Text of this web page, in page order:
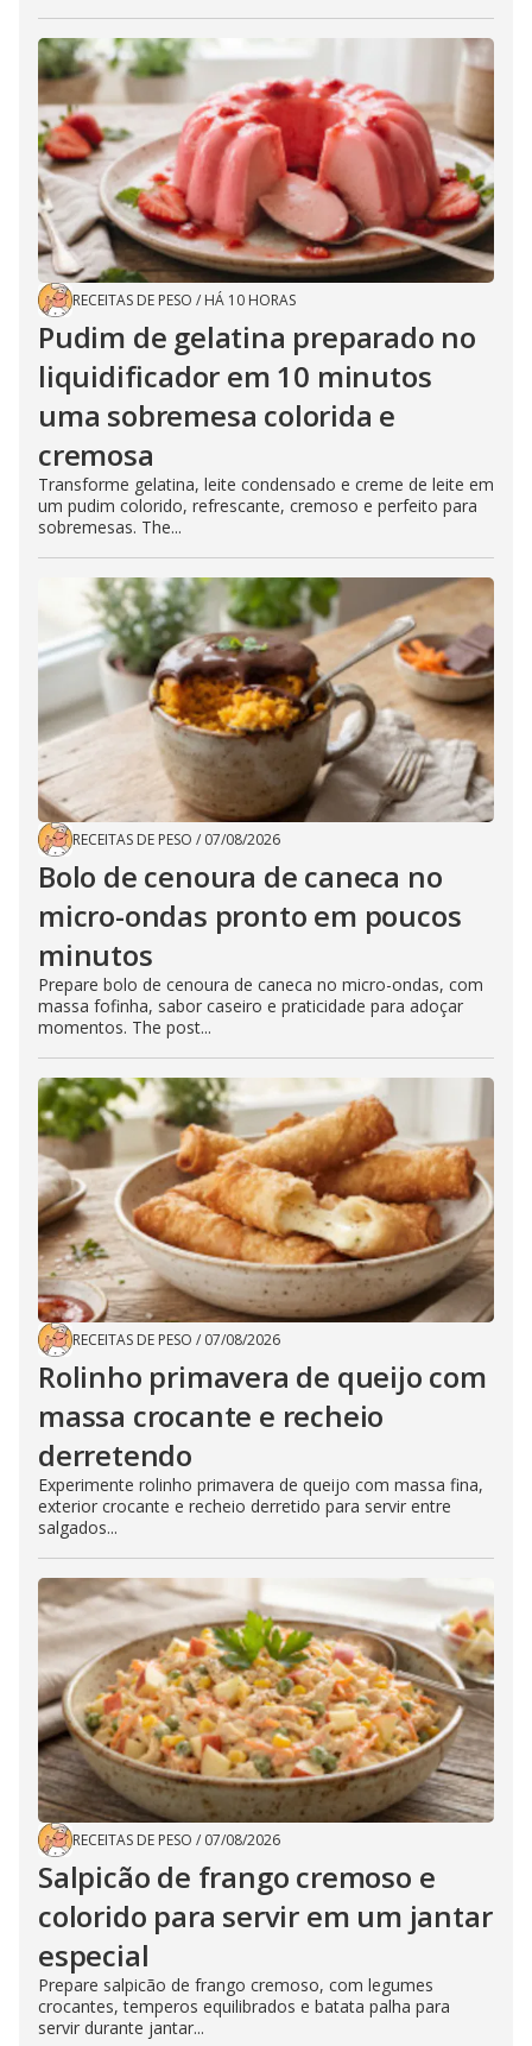
RECEITAS DE PESO / HÁ 10 HORAS
Pudim de gelatina preparado no
liquidificador em 10 minutos
uma sobremesa colorida e
cremosa
Transforme gelatina, leite condensado e creme de leite em
um pudim colorido, refrescante, cremoso e perfeito para
sobremesas. The...
RECEITAS DE PESO / 07/08/2026
Bolo de cenoura de caneca no
micro-ondas pronto em poucos
minutos
Prepare bolo de cenoura de caneca no micro-ondas, com
massa fofinha, sabor caseiro e praticidade para adoçar
momentos. The post...
RECEITAS DE PESO / 07/08/2026
Rolinho primavera de queijo com
massa crocante e recheio
derretendo
Experimente rolinho primavera de queijo com massa fina,
exterior crocante e recheio derretido para servir entre
salgados...
RECEITAS DE PESO / 07/08/2026
Salpicão de frango cremoso e
colorido para servir em um jantar
especial
Prepare salpicão de frango cremoso, com legumes
crocantes, temperos equilibrados e batata palha para
servir durante jantar...